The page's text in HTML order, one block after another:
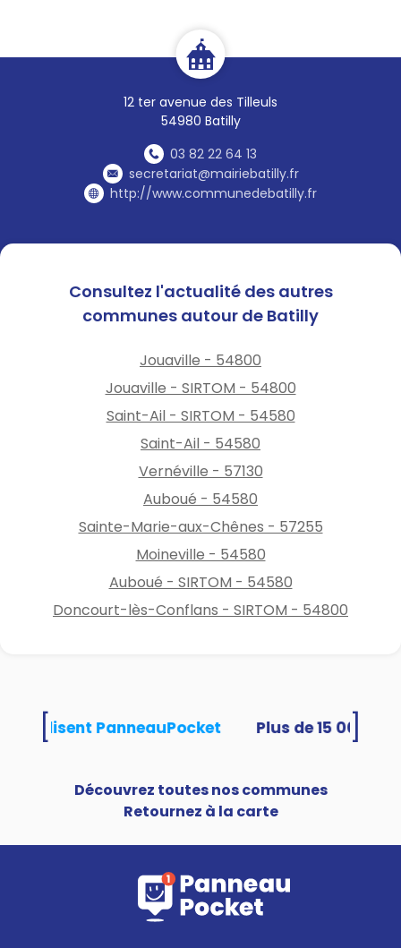
12 ter avenue des Tilleuls
54980 Batilly
03 82 22 64 13
secretariat@mairiebatilly.fr
http://www.communedebatilly.fr
Consultez l'actualité des autres
communes autour de Batilly
Jouaville - 54800
Jouaville - SIRTOM - 54800
Saint-Ail - SIRTOM - 54580
Saint-Ail - 54580
Vernéville - 57130
Auboué - 54580
Sainte-Marie-aux-Chênes - 57255
Moineville - 54580
Auboué - SIRTOM - 54580
Doncourt-lès-Conflans - SIRTOM - 54800
utilisent PanneauPocket
Découvrez toutes nos communes
Retournez à la carte